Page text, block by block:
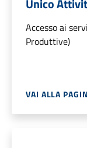
Accesso ai
Produttive)
VAI ALLA